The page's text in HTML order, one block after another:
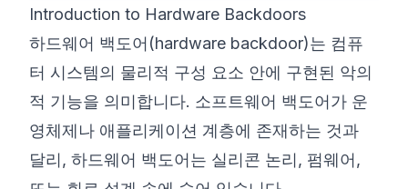
Introduction to Hardware Backdoors
하드웨어 백도어(hardware backdoor)는 컴퓨
터 시스템의 물리적 구성 요소 안에 구현된 악의
적 기능을 의미합니다. 소프트웨어 백도어가 운
영체제나 애플리케이션 계층에 존재하는 것과
달리, 하드웨어 백도어는 실리콘 논리, 펌웨어,